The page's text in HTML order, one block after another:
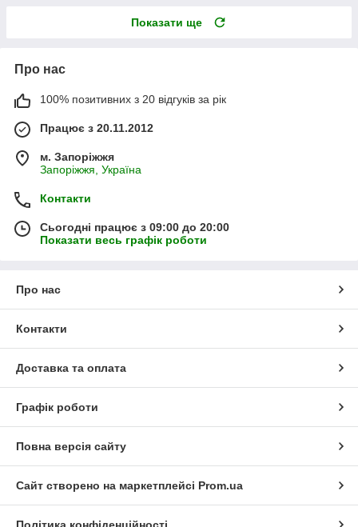
Показати ще
Про нас
100% позитивних з 20 відгуків за рік
Працює з 20.11.2012
м. Запоріжжя
Запоріжжя, Україна
Контакти
Сьогодні працює з 09:00 до 20:00
Показати весь графік роботи
Про нас
Контакти
Доставка та оплата
Графік роботи
Повна версія сайту
Сайт створено на маркетплейсі Prom.ua